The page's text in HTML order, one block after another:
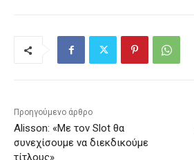
Προηγούμενο άρθρο
Alisson: «Με τον Slot θα
συνεχίσουμε να διεκδικούμε
τίτλους»